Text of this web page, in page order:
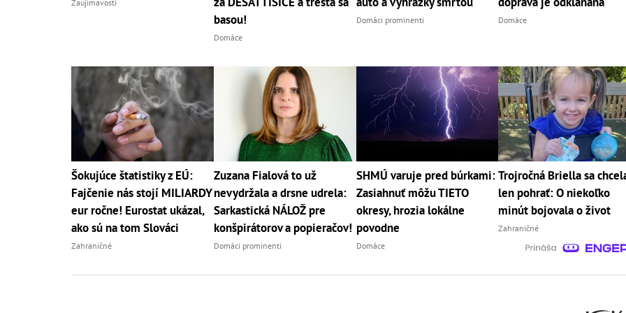
Zaujímavosti
basou!
Domáce
Domáci prominenti Domáce
Šokujúce štatistiky z EÚ:
Fajčenie nás stojí MILIARDY
eur ročne! Eurostat ukázal,
ako sú na tom Slováci
Zahraničné
Zuzana Fialová to už
nevydržala a drsne udrela:
Sarkastická NÁLOŽ pre
konšpirátorov a popieračov!
Domáci prominenti
SHMÚ varuje pred búrkami:
Zasiahnuť môžu TIETO
okresy, hrozia lokálne
povodne
Domáce
Trojročná Briella sa
len pohrať: O niekoľko
minút bojovala o život
Zahraničné